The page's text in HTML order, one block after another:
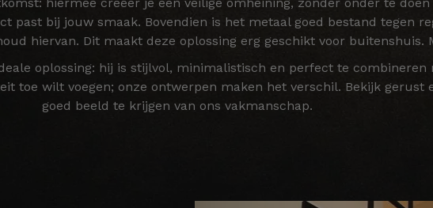
past bij jouw smaak. Bovendien is het metaal goed bestand tegen
hiervan. Dit maakt deze oplossing erg geschikt voor buitenshuis.
oplossing: hij is stijlvol, minimalistisch en perfect te
toe wilt voegen; onze ontwerpen maken het verschil. Bekijk gerust
goed beeld te krijgen van ons vakmanschap.